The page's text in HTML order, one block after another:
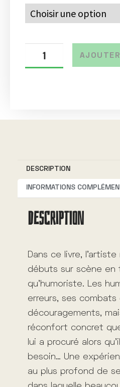
a
t
DESCRIPTION
INFORMATIONS
DESCRIPTION
Dans ce livre,
débuts sur scène en
qu’humoriste. Les
erreurs, ses combats
découragements,
réconfort concret
lui a procuré alors
besoin… Une
au plus profond de